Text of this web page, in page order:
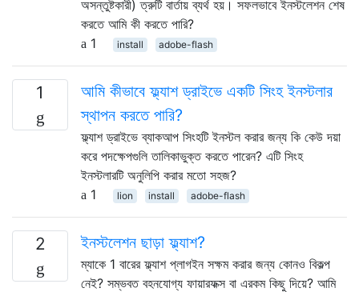
অসন্তুষ্টকারী) ত্রুটি বার্তায় ব্যর্থ হয়। সফলভাবে ইনস্টলেশন শেষ
করতে আমি কী করতে পারি?
1
install adobe-flash
1
আমি কীভাবে ফ্ল্যাশ ড্রাইভে একটি সিংহ ইনস্টলার
স্থাপন করতে পারি?
ফ্ল্যাশ ড্রাইভে ব্যাকআপ সিংহটি ইনস্টল করার জন্য কি কেউ দয়া
করে পদক্ষেপগুলি তালিকাভুক্ত করতে পারেন? এটি সিংহ
ইনস্টলারটি অনুলিপি করার মতো সহজ?
1
lion install adobe-flash
2 ইনস্টলেশন ছাড়া ফ্ল্যাশ?
ম্যাকে 1 বারের ফ্ল্যাশ প্লাগইন সক্ষম করার জন্য কোনও বিকল্প
নেই? সম্ভবত বহনযোগ্য ফায়ারফক্স বা এরকম কিছু দিয়ে? আমি